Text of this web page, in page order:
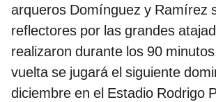
arqueros Domínguez y Ramírez
reflectores por las grandes
realizaron durante los 90
vuelta se jugará el siguiente
diciembre en el Estadio Rodrigo